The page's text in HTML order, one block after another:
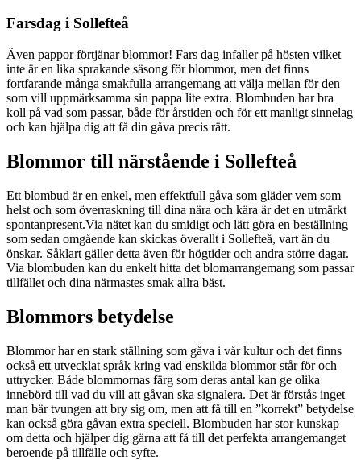
Farsdag i Sollefteå
Även pappor förtjänar blommor! Fars dag infaller på hösten vilket
inte är en lika sprakande säsong för blommor, men det finns
fortfarande många smakfulla arrangemang att välja mellan för den
som vill uppmärksamma sin pappa lite extra. Blombuden har bra
koll på vad som passar, både för årstiden och för ett manligt sinnelag
och kan hjälpa dig att få din gåva precis rätt.
Blommor till närstående i Sollefteå
Ett blombud är en enkel, men effektfull gåva som gläder vem som
helst och som överraskning till dina nära och kära är det en utmärkt
spontanpresent.Via nätet kan du smidigt och lätt göra en beställning
som sedan omgående kan skickas överallt i Sollefteå, vart än du
önskar. Såklart gäller detta även för högtider och andra större dagar.
Via blombuden kan du enkelt hitta det blomarrangemang som passar
tillfället och dina närmastes smak allra bäst.
Blommors betydelse
Blommor har en stark ställning som gåva i vår kultur och det finns
också ett utvecklat språk kring vad enskilda blommor står för och
uttrycker. Både blommornas färg som deras antal kan ge olika
innebörd till vad du vill att gåvan ska signalera. Det är förstås inget
man bär tvungen att bry sig om, men att få till en ”korrekt” betydelse
kan också göra gåvan extra speciell. Blombuden har stor kunskap
om detta och hjälper dig gärna att få till det perfekta arrangemanget
beroende på tillfälle och syfte.